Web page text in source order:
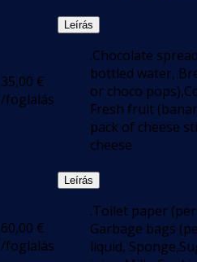
35,00 €
/foglalás
Leírás
.Chocolate
bottled water,
or choco
Fresh fruit
pack of cheese
cheese
60,00 €
/foglalás
Leírás
.Toilet paper
Garbage bags
liquid,